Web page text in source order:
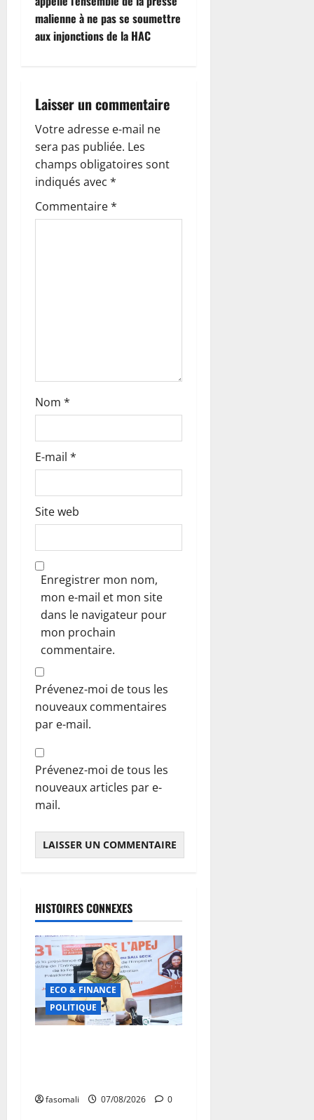
a
o
n
d
’
l
e
malienne à ne pas se soumettre
aux injonctions de la HAC
Laisser un commentaire
Votre adresse e-mail ne
sera pas publiée. Les
champs obligatoires sont
indiqués avec *
Commentaire*
Nom *
E-mail *
Site web
Enregistrer mon nom,
mon e-mail et mon site
dans le navigateur pour
mon prochain
commentaire.
Prévenez-moi de tous les
nouveaux commentaires
par e-mail.
Prévenez-moi de tous les
nouveaux articles par e-
mail.
HISTOIRES CONNEXES
ECO & FINANCE
POLITIQUE
fasomali 07/08/2026 0